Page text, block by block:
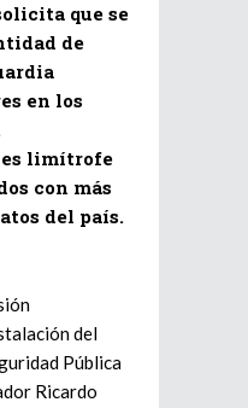
que se
de
en los
es limítrofe
con más
del país.
del
Pública
Ricardo